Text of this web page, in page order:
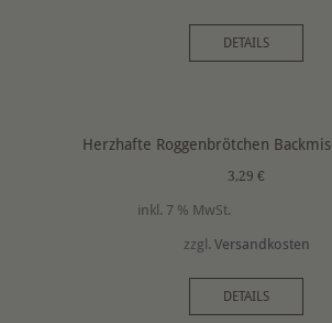
DETAILS
Herzhafte Roggenbrötchen
3,29 €
inkl. 7 % MwSt.
zzgl. Versandkosten
DETAILS